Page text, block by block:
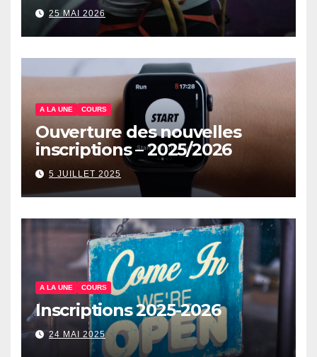
25 MAI 2026
A LA UNE COURS
Ouverture des nouvelles
inscriptions – 2025/2026
5 JUILLET 2025
A LA UNE COURS
Inscriptions 2025-2026
24 MAI 2025